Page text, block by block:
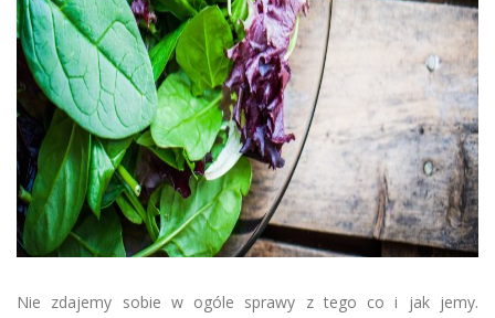
Nie zdajemy sobie w ogóle sprawy z tego co i jak jemy.